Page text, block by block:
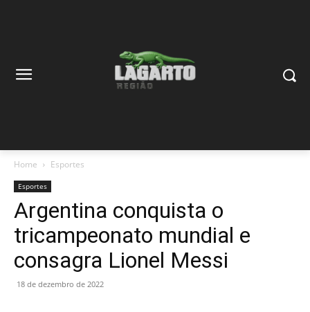
Home Esportes
Esportes
Argentina conquista o
tricampeonato mundial e
consagra Lionel Messi
18 de dezembro de 2022